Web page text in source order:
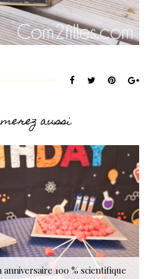
aussi
100 % scientifique